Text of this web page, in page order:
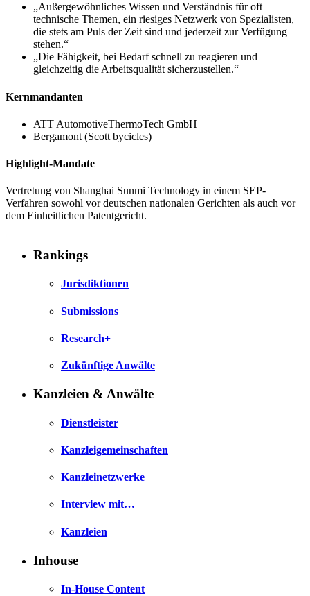
„Außergewöhnliches Wissen und Verständnis für oft
technische Themen, ein riesiges Netzwerk von Spezialisten,
die stets am Puls der Zeit sind und jederzeit zur Verfügung
stehen.“
„Die Fähigkeit, bei Bedarf schnell zu reagieren und
gleichzeitig die Arbeitsqualität sicherzustellen.“
Kernmandanten
ATT AutomotiveThermoTech GmbH
Bergamont (Scott bycicles)
Highlight-Mandate
Vertretung von Shanghai Sunmi Technology in einem SEP-
Verfahren sowohl vor deutschen nationalen Gerichten als auch vor
dem Einheitlichen Patentgericht.
Rankings
Jurisdiktionen
Submissions
Research+
Zukünftige Anwälte
Kanzleien & Anwälte
Dienstleister
Kanzleigemeinschaften
Kanzleinetzwerke
Interview mit…
Kanzleien
Inhouse
In-House Content